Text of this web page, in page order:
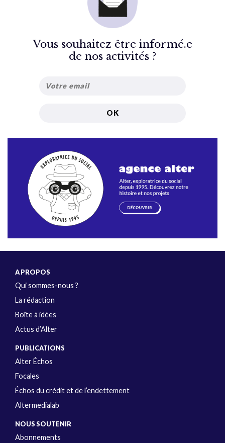
Vous souhaitez être informé.e
de nos activités ?
A PROPOS
Qui sommes-nous ?
La rédaction
Boîte à idées
Actus d’Alter
PUBLICATIONS
Alter Échos
Focales
Échos du crédit et de l’endettement
Altermedialab
NOUS SOUTENIR
Abonnements